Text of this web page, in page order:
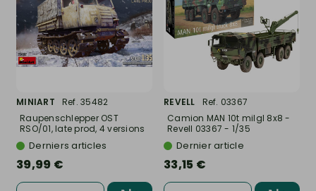
MINIART
Ref. 35482
Raupenschlepper OST
RSO/01, late prod, 4 versions
-... Derniers articles
39,99 €
REVELL
Ref. 03367
Camion MAN 10t milgl 8x8 -
Revell 03367 - 1/35
Dernier article
33,15 €